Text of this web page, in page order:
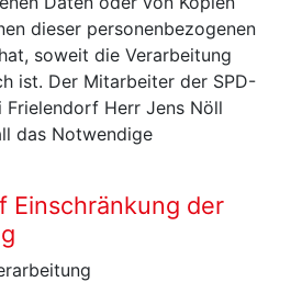
dieser personenbezogenen
soweit die Verarbeitung
ist. Der Mitarbeiter der SPD-
Frielendorf Herr Jens Nöll
das Notwendige
Einschränkung der